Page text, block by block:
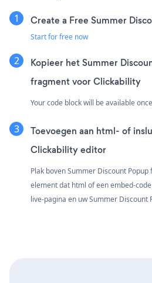
Create a Free Summer
Start for free now
Kopieer het Summer
fragment voor Clickability
Your code block will be available
Toevoegen aan html- of
Clickability editor
Plak boven Summer Discount
element dat html of een embed-
live-pagina en uw Summer Discount